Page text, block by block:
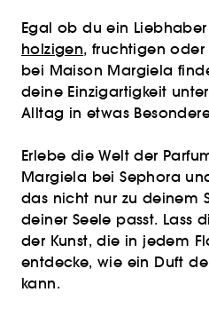
Egal ob du ein
holzigen, fruchtigen oder
bei Maison Margiela
deine Einzigartigkeit
Alltag in etwas
Erlebe die Welt der
Margiela bei Sephora
das nicht nur zu deinem
deiner Seele passt. Lass
der Kunst, die in jedem
entdecke, wie ein Duft
kann.